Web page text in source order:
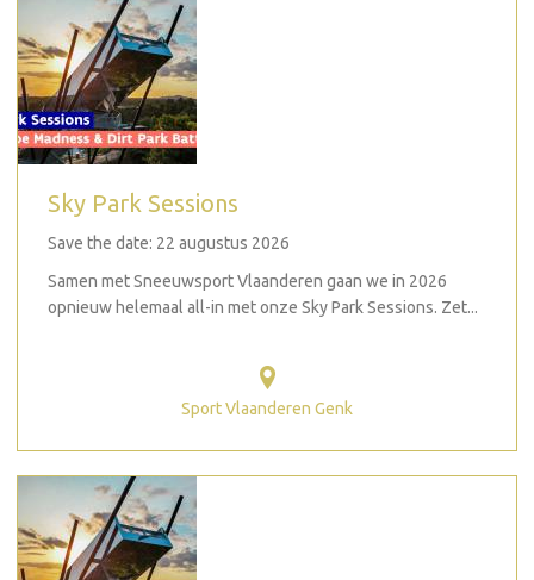
Sky Park Sessions
Save the date: 22 augustus 2026
Samen met Sneeuwsport Vlaanderen gaan we in 2026
opnieuw helemaal all-in met onze Sky Park Sessions. Zet...
Sport Vlaanderen Genk